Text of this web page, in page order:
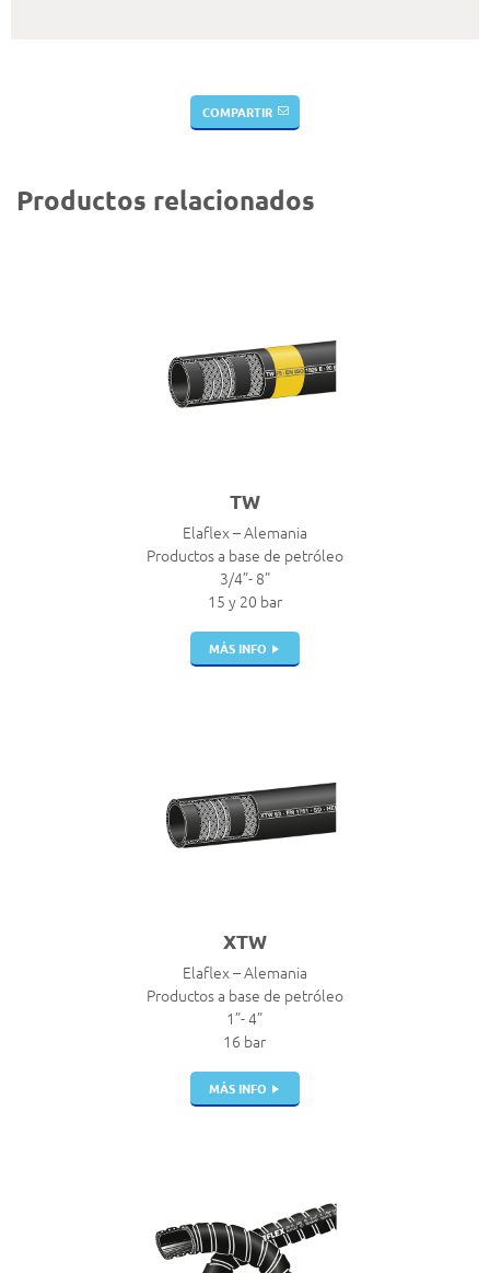
COMPARTIR
Productos relacionados
TW
Elaflex – Alemania
Productos a base de petróleo
3/4”- 8”
15 y 20 bar
MÁS INFO
XTW
Elaflex – Alemania
Productos a base de petróleo
1”- 4”
16 bar
MÁS INFO